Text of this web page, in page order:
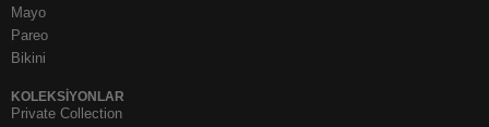
Mayo
Pareo
Bikini
KOLEKSIYONLAR
Private Collection